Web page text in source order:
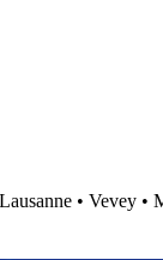
• Vevey